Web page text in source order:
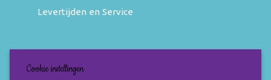
Levertijden en Service
Nieuwsbrief
Cookie instellingen